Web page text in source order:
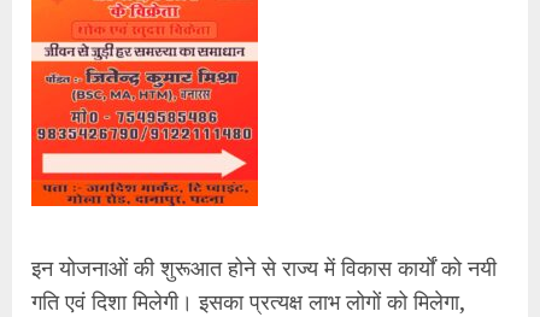
इन योजनाओं की शुरूआत होने से राज्य में विकास कार्यों को नयी
गति एवं दिशा मिलेगी। इसका प्रत्यक्ष लाभ लोगों को मिलेगा,